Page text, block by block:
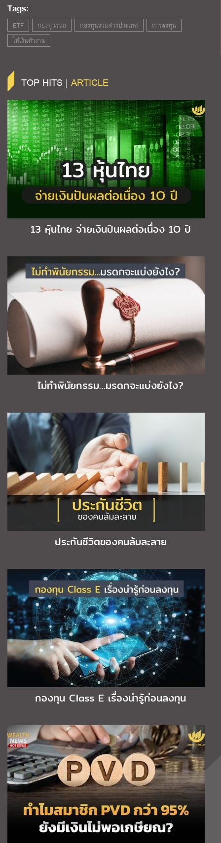
Tags:
ETF กองทุนรวม กองทุนรวมต่างประเทศ
การลงทุน
ให้เงินทำงาน
TOP HITS | ARTICLE
13 หุ้นไทย จ่ายเงินปันผลต่อเนื่อง 1O ปี
ไม่ทำพินัยกรรม…มรดกจะแบ่งยังไง?
ประกันชีวิตของคนล้มละลาย
กองทุน Class E เรื่องน่ารู้ก่อนลงทุน